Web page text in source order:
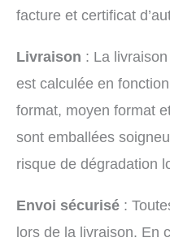
facture et certificat
Livraison : La
est calculée en
format, moyen format
sont emballées
risque de dégradation
Envoi sécurisé :
lors de la livraison. En